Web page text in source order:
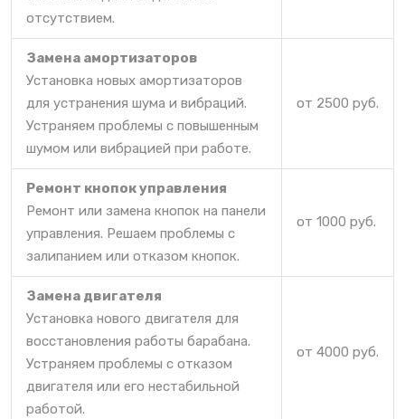
отсутствием.
Замена амортизаторов
Установка новых амортизаторов
для устранения шума и вибраций.
Устраняем проблемы с повышенным
шумом или вибрацией при работе.
от 2500 руб.
Ремонт кнопок управления
Ремонт или замена кнопок на панели
управления. Решаем проблемы с
залипанием или отказом кнопок.
от 1000 руб.
Замена двигателя
Установка нового двигателя для
восстановления работы барабана.
Устраняем проблемы с отказом
двигателя или его нестабильной
работой.
от 4000 руб.